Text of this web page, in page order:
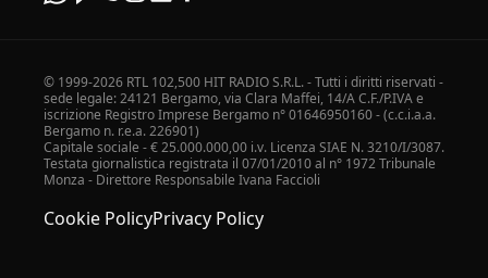
© 1999-2026 RTL 102,500 HIT RADIO S.R.L. - Tutti i diritti riservati -
sede legale: 24121 Bergamo, via Clara Maffei, 14/A C.F./P.IVA e
iscrizione Registro Imprese Bergamo n° 01646950160 - (c.c.i.a.a.
Bergamo n. r.e.a. 226901)
Capitale sociale - € 25.000.000,00 i.v. Licenza SIAE N. 3210/I/3087.
Testata giornalistica registrata il 07/01/2010 al n° 1972 Tribunale
Monza - Direttore Responsabile Ivana Faccioli
Cookie PolicyPrivacy Policy